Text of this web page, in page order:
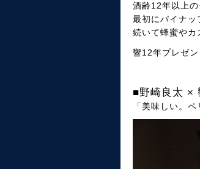
酒齢12年以上
最初にパイナッ
続いて蜂蜜やカ
響12年プレゼン
■野崎良太 ×
「美味しい。